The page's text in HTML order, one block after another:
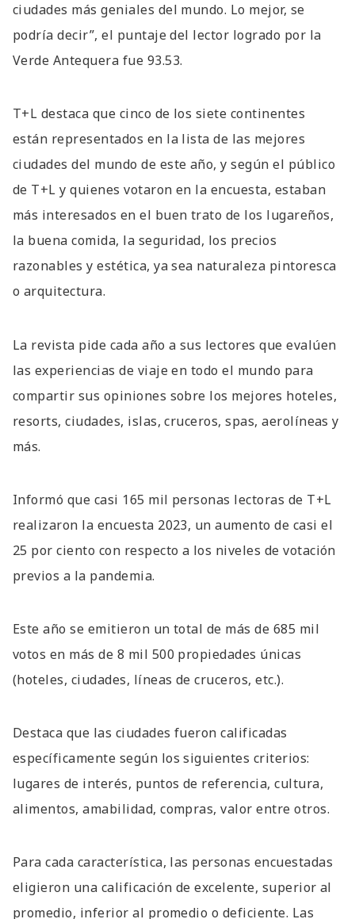
ciudades más geniales del mundo. Lo mejor, se
podría decir”, el puntaje del lector logrado por la
Verde Antequera fue 93.53.
T+L destaca que cinco de los siete continentes
están representados en la lista de las mejores
ciudades del mundo de este año, y según el público
de T+L y quienes votaron en la encuesta, estaban
más interesados en el buen trato de los lugareños,
la buena comida, la seguridad, los precios
razonables y estética, ya sea naturaleza pintoresca
o arquitectura.
La revista pide cada año a sus lectores que evalúen
las experiencias de viaje en todo el mundo para
compartir sus opiniones sobre los mejores hoteles,
resorts, ciudades, islas, cruceros, spas, aerolíneas y
más.
Informó que casi 165 mil personas lectoras de T+L
realizaron la encuesta 2023, un aumento de casi el
25 por ciento con respecto a los niveles de votación
previos a la pandemia.
Este año se emitieron un total de más de 685 mil
votos en más de 8 mil 500 propiedades únicas
(hoteles, ciudades, líneas de cruceros, etc.).
Destaca que las ciudades fueron calificadas
específicamente según los siguientes criterios:
lugares de interés, puntos de referencia, cultura,
alimentos, amabilidad, compras, valor entre otros.
Para cada característica, las personas encuestadas
eligieron una calificación de excelente, superior al
promedio, inferior al promedio o deficiente. Las